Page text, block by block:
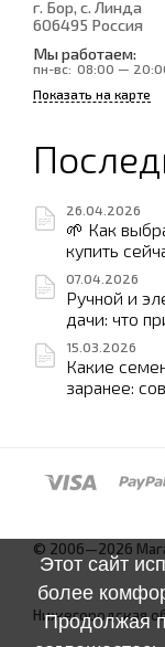
г. Бор, с. Линда
606495 Россия
Мы работаем:
пн-вс: 08:00 —
Показать на карте
26.04.2026
🌱 Как
купить
07.04.2026
Ручной и
дачи: что
15.03.2026
Какие
заранее:
© 2006—2026
Нижегородская
Этот сайт
более
Продолжая